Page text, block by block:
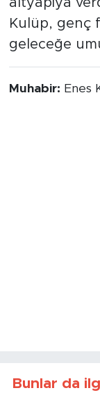
altyapıya
Kulüp, genç
geleceğe
Muhabir: Enes
Bunlar da